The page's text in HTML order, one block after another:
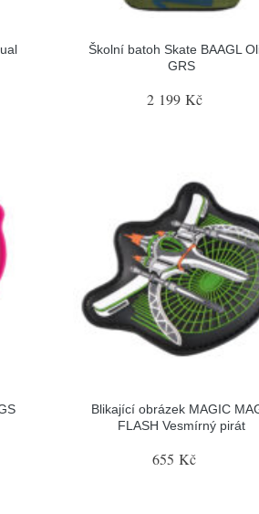
Školní batoh Skate BAAGL
GRS
2 199 Kč
Blikající obrázek MAGIC
FLASH Vesmírný pirát
655 Kč